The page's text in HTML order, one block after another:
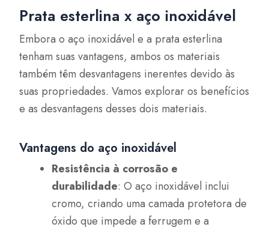
Prata esterlina x aço inoxidável
Embora o aço inoxidável e a prata esterlina
tenham suas vantagens, ambos os materiais
também têm desvantagens inerentes devido às
suas propriedades. Vamos explorar os benefícios
e as desvantagens desses dois materiais.
Vantagens do aço inoxidável
Resistência à corrosão e
durabilidade: O aço inoxidável inclui
cromo, criando uma camada protetora de
óxido que impede a ferrugem e a